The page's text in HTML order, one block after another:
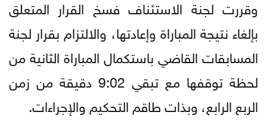
وقررت لجنة الاستئناف فسخ القرار المتعلق
بإلغاء نتيجة المباراة وإعادتها، والالتزام بقرار لجنة
المسابقات القاضي باستكمال المباراة الثانية من
لحظة توقفها مع تبقي 9:02 دقيقة من زمن
الربع الرابع، وبذات طاقم التحكيم والإجراءات.